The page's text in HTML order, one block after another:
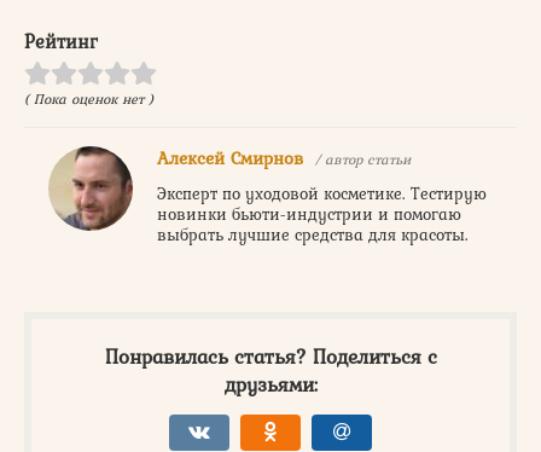
Рейтинг
( Пока оценок нет )
Алексей Смирнов / автор статьи
Эксперт по уходовой косметике. Тестирую
новинки бьюти-индустрии и помогаю
выбрать лучшие средства для красоты.
Понравилась статья? Поделиться с
друзьями: